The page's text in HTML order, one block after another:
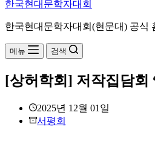
한국현대문학자대회
한국현대문학자대회(현문대) 공식
메뉴 검색
[상허학회] 저작집담회
2025년 12월 01일
서평회